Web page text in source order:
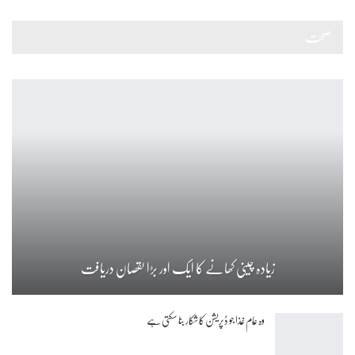
زیادہ چینی کھانے کا ایک اور بڑا نقصان دریافت
وہ عام غذا جو ڈپریشن کا شکار بنا سکتی ہے